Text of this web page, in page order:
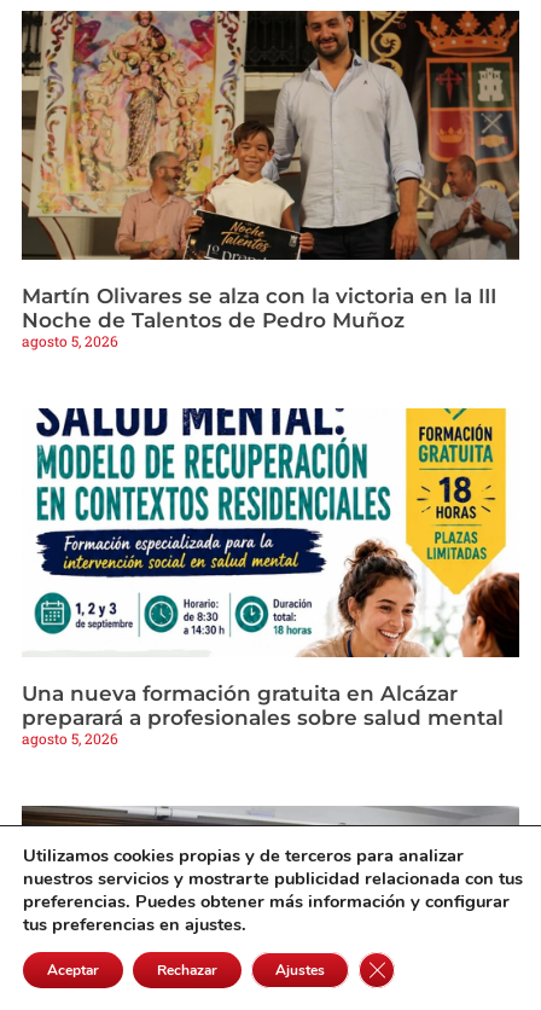
Martín Olivares se alza con la victoria en la III
Noche de Talentos de Pedro Muñoz
agosto 5, 2026
Una nueva formación gratuita en Alcázar
preparará a profesionales sobre salud mental
agosto 5, 2026
Utilizamos cookies propias y de terceros para analizar
nuestros servicios y mostrarte publicidad relacionada con tus
preferencias. Puedes obtener más información y configurar
tus preferencias en ajustes.
Aceptar Rechazar Ajustes Cerrar el banner de